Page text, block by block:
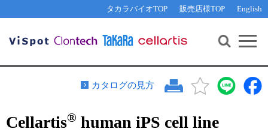
タカラバイオTOP 販売店様TOP English
機能解析・サイレンシング
PCR・等温増幅
その他 ライセンスに関するご相談
遺伝子組換え生物該当製品
研究支援ツール
Cut-Site Navigator 制限酵素切断サイトの検索
In-Fusion Cloning プライマー設計
抗体検索サイト
お問い合わせ WEB会員登録
カタログの見方
Cellartis® human iPS cell line